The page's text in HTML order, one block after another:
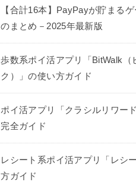
【合計16本】PayPayが貯まるゲ
のまとめ－2025年最新版
歩数系ポイ活アプリ「BitWalk（
ク）」の使い方ガイド
ポイ活アプリ「クラシルリワー
完全ガイド
レシート系ポイ活アプリ「レシ
方ガイド